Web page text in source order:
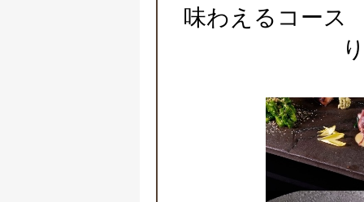
味わえるコー